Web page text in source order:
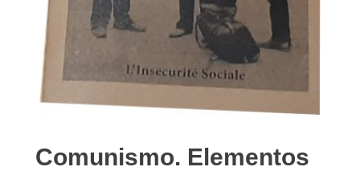
Comunismo. Elementos